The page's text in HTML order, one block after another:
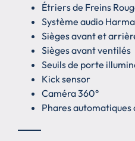
Étriers de Freins
Système audio
Sièges avant et
Sièges avant ventilés
Seuils de porte
Kick sensor
Caméra 360°
Phares automatiques